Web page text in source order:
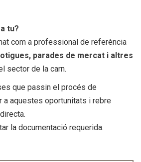
tu?
com a professional de referència
parades de mercat i altres
sector de la carn.
que passin el procés de
a aquestes oportunitats i rebre
la documentació requerida.